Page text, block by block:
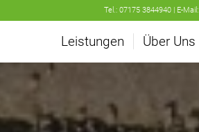
Tel.: 07175 3844940 | E-Mail:
Leistungen Über Uns